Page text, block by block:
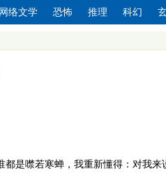
网络文学 恐怖 推理 科幻
是噤若寒蝉，我重新懂得：对我来